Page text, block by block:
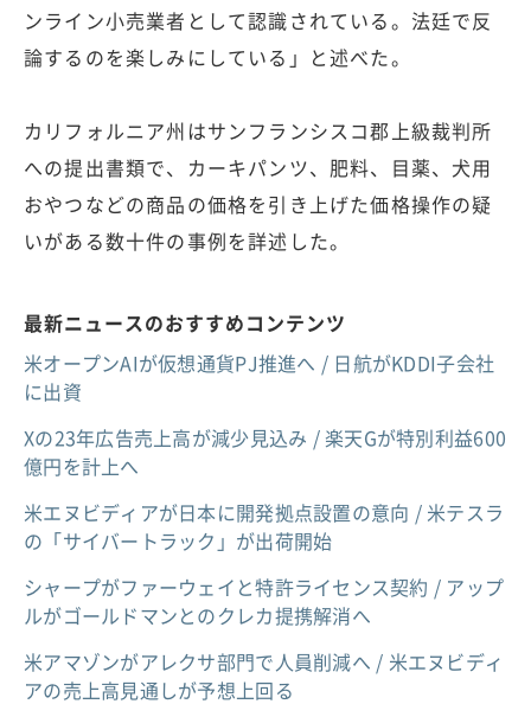
ンライン小売業者として認識されている。法廷で反
論するのを楽しみにしている」と述べた。
カリフォルニア州はサンフランシスコ郡上級裁判所
への提出書類で、カーキパンツ、肥料、目薬、犬用
おやつなどの商品の価格を引き上げた価格操作の疑
いがある数十件の事例を詳述した。
最新ニュースのおすすめコンテンツ
米オープンAIが仮想通貨PJ推進へ / 日航がKDDI子会社
に出資
Xの23年広告売上高が減少見込み / 楽天Gが特別利益600
億円を計上へ
米エヌビディアが日本に開発拠点設置の意向 / 米テスラ
の「サイバートラック」が出荷開始
シャープがファーウェイと特許ライセンス契約 / アップ
ルがゴールドマンとのクレカ提携解消へ
米アマゾンがアレクサ部門で人員削減へ / 米エヌビディ
アの売上高見通しが予想上回る